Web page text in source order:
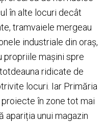
în alte locuri decât
tramvaiele mergeau
industriale din oraș,
propriile mașini spre
ridicate de
locuri. Iar Primăria
în zone tot mai
apariția unui magazin